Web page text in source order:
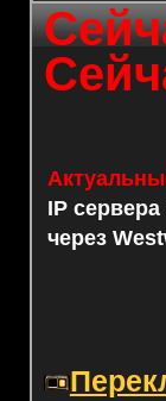
IP
через